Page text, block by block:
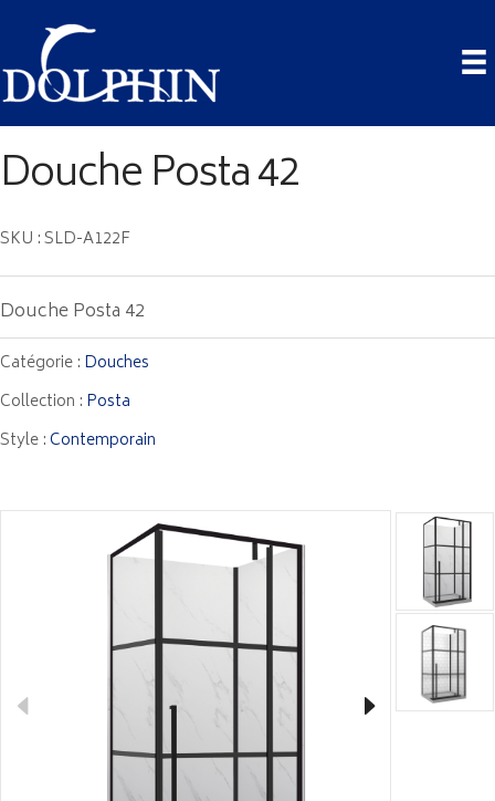
Douche Posta 42
SKU : SLD-A122F
Douche Posta 42
Catégorie : Douches
Collection : Posta
Style :Contemporain